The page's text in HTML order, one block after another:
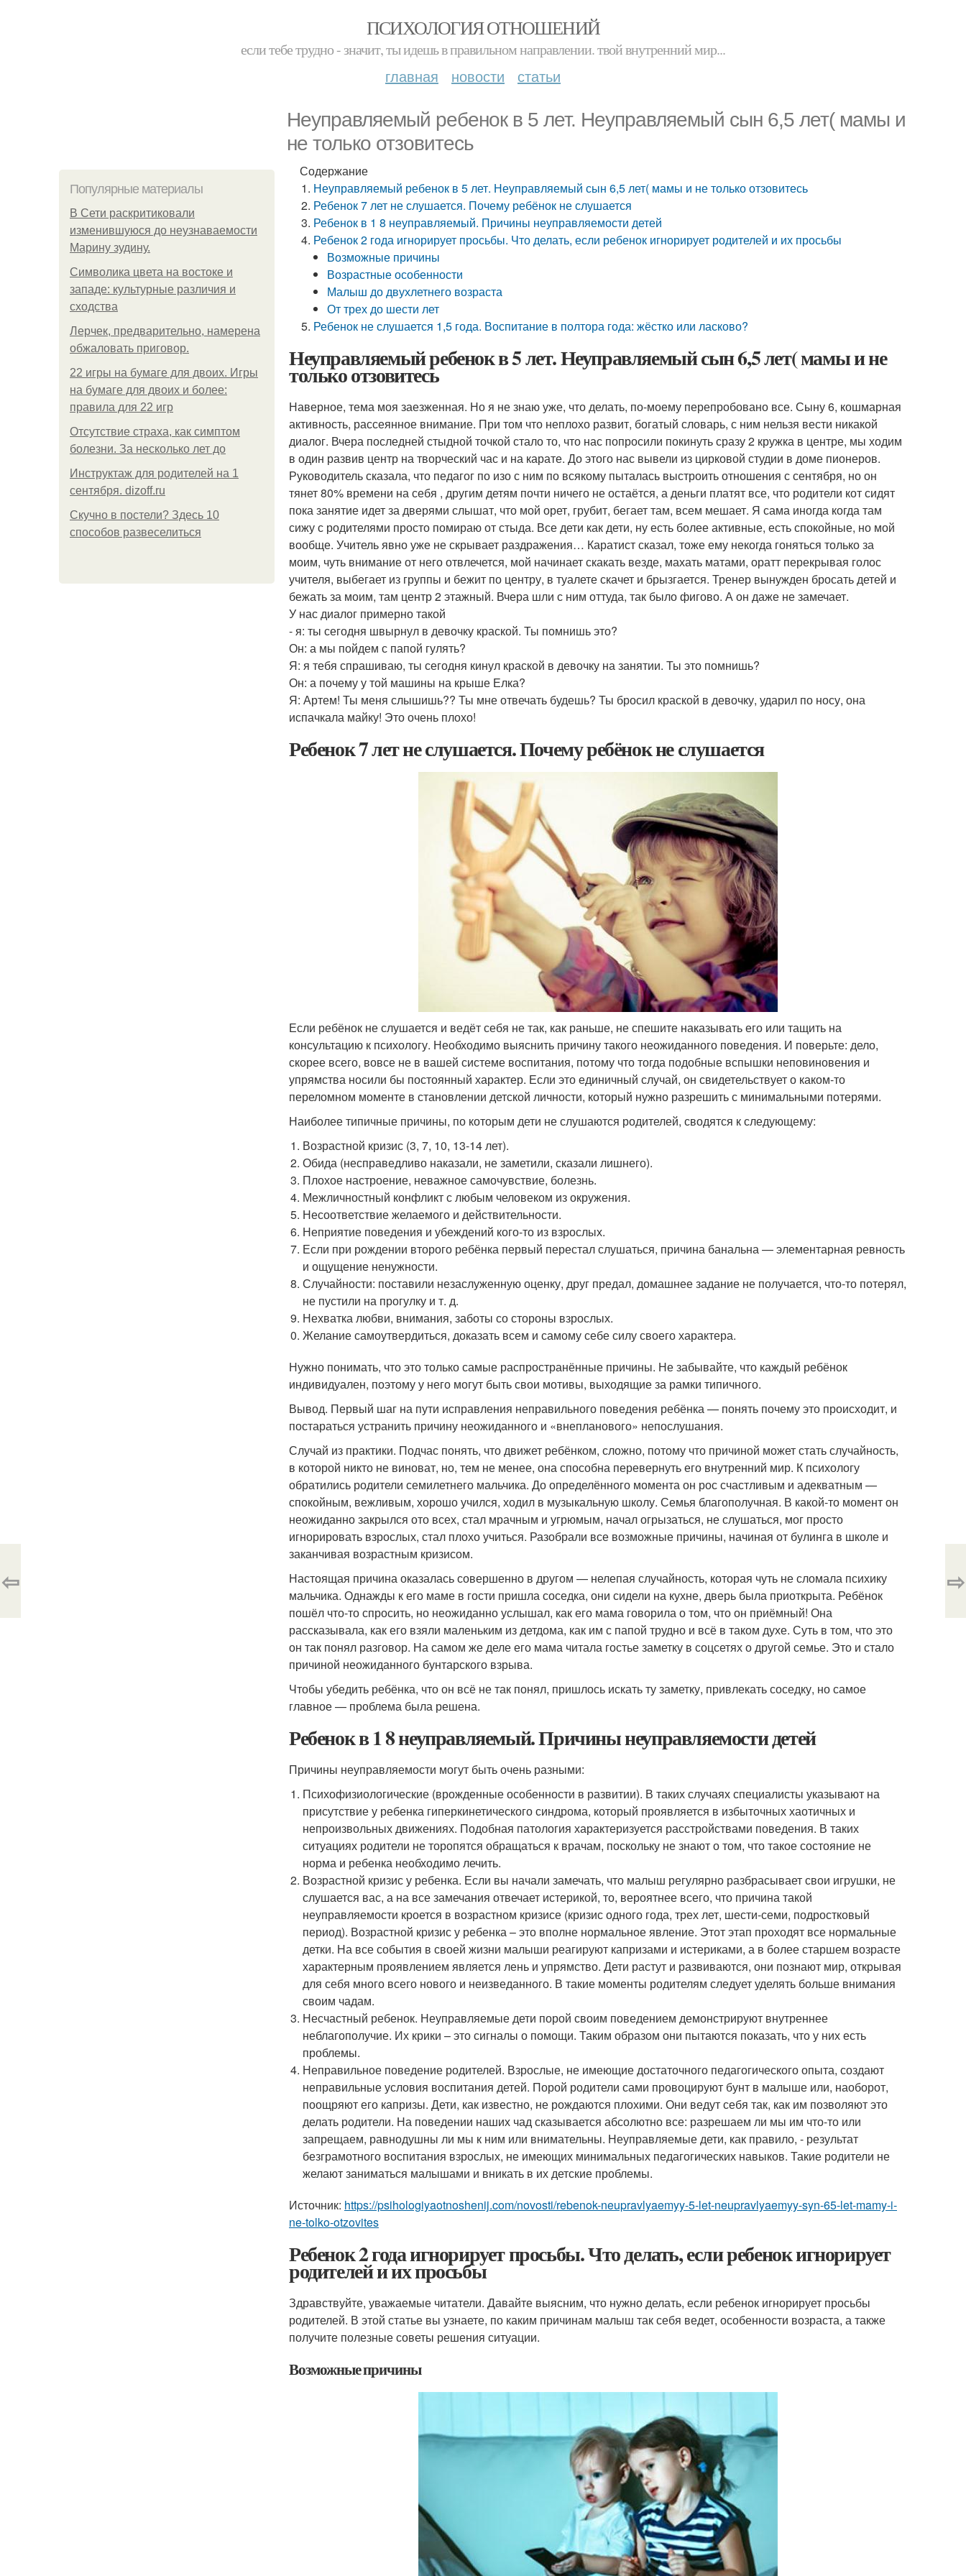
ПСИХОЛОГИЯ ОТНОШЕНИЙ
если тебе трудно - значит, ты идешь в правильном направлении. твой внутренний мир...
главная новости статьи
Неуправляемый ребенок в 5 лет. Неуправляемый сын 6,5 лет( мамы и
не только отзовитесь
Популярные материалы
В Сети раскритиковали
изменившуюся до неузнаваемости
Марину зудину.
Символика цвета на востоке и
западе: культурные различия и
сходства
Лерчек, предварительно, намерена
обжаловать приговор.
22 игры на бумаге для двоих. Игры
на бумаге для двоих и более:
правила для 22 игр
Отсутствие страха, как симптом
болезни. За несколько лет до
Инструктаж для родителей на 1
сентября. dizoff.ru
Скучно в постели? Здесь 10
способов развеселиться
Содержание
Неуправляемый ребенок в 5 лет. Неуправляемый сын 6,5 лет( мамы и не только отзовитесь
Ребенок 7 лет не слушается. Почему ребёнок не слушается
Ребенок в 1 8 неуправляемый. Причины неуправляемости детей
Ребенок 2 года игнорирует просьбы. Что делать, если ребенок игнорирует родителей и их просьбы
Возможные причины
Возрастные особенности
Малыш до двухлетнего возраста
От трех до шести лет
Ребенок не слушается 1,5 года. Воспитание в полтора года: жёстко или ласково?
Неуправляемый ребенок в 5 лет. Неуправляемый сын 6,5 лет( мамы и не
только отзовитесь
Наверное, тема моя заезженная. Но я не знаю уже, что делать, по-моему перепробовано все. Сыну 6, кошмарная
активность, рассеянное внимание. При том что неплохо развит, богатый словарь, с ним нельзя вести никакой
диалог. Вчера последней стыдной точкой стало то, что нас попросили покинуть сразу 2 кружка в центре, мы ходим
в один развив центр на творческий час и на карате. До этого нас вывели из цирковой студии в доме пионеров.
Руководитель сказала, что педагог по изо с ним по всякому пыталась выстроить отношения с сентября, но он
тянет 80% времени на себя , другим детям почти ничего не остаётся, а деньги платят все, что родители кот сидят
пока занятие идет за дверями слышат, что мой орет, грубит, бегает там, всем мешает. Я сама иногда когда там
сижу с родителями просто помираю от стыда. Все дети как дети, ну есть более активные, есть спокойные, но мой
вообще. Учитель явно уже не скрывает раздражения… Каратист сказал, тоже ему некогда гоняться только за
моим, чуть внимание от него отвлечется, мой начинает скакать везде, махать матами, оратт перекрывая голос
учителя, выбегает из группы и бежит по центру, в туалете скачет и брызгается. Тренер вынужден бросать детей и
бежать за моим, там центр 2 этажный. Вчера шли с ним оттуда, так было фигово. А он даже не замечает.
У нас диалог примерно такой
- я: ты сегодня швырнул в девочку краской. Ты помнишь это?
Он: а мы пойдем с папой гулять?
Я: я тебя спрашиваю, ты сегодня кинул краской в девочку на занятии. Ты это помнишь?
Он: а почему у той машины на крыше Елка?
Я: Артем! Ты меня слышишь?? Ты мне отвечать будешь? Ты бросил краской в девочку, ударил по носу, она
испачкала майку! Это очень плохо!
Ребенок 7 лет не слушается. Почему ребёнок не слушается
Если ребёнок не слушается и ведёт себя не так, как раньше, не спешите наказывать его или тащить на
консультацию к психологу. Необходимо выяснить причину такого неожиданного поведения. И поверьте: дело,
скорее всего, вовсе не в вашей системе воспитания, потому что тогда подобные вспышки неповиновения и
упрямства носили бы постоянный характер. Если это единичный случай, он свидетельствует о каком-то
переломном моменте в становлении детской личности, который нужно разрешить с минимальными потерями.
Наиболее типичные причины, по которым дети не слушаются родителей, сводятся к следующему:
Возрастной кризис (3, 7, 10, 13-14 лет).
Обида (несправедливо наказали, не заметили, сказали лишнего).
Плохое настроение, неважное самочувствие, болезнь.
Межличностный конфликт с любым человеком из окружения.
Несоответствие желаемого и действительности.
Неприятие поведения и убеждений кого-то из взрослых.
Если при рождении второго ребёнка первый перестал слушаться, причина банальна — элементарная ревность
и ощущение ненужности.
Случайности: поставили незаслуженную оценку, друг предал, домашнее задание не получается, что-то потерял,
не пустили на прогулку и т. д.
Нехватка любви, внимания, заботы со стороны взрослых.
Желание самоутвердиться, доказать всем и самому себе силу своего характера.
Нужно понимать, что это только самые распространённые причины. Не забывайте, что каждый ребёнок
индивидуален, поэтому у него могут быть свои мотивы, выходящие за рамки типичного.
Вывод. Первый шаг на пути исправления неправильного поведения ребёнка — понять почему это происходит, и
постараться устранить причину неожиданного и «внепланового» непослушания.
Случай из практики. Подчас понять, что движет ребёнком, сложно, потому что причиной может стать случайность,
в которой никто не виноват, но, тем не менее, она способна перевернуть его внутренний мир. К психологу
обратились родители семилетнего мальчика. До определённого момента он рос счастливым и адекватным —
спокойным, вежливым, хорошо учился, ходил в музыкальную школу. Семья благополучная. В какой-то момент он
неожиданно закрылся ото всех, стал мрачным и угрюмым, начал огрызаться, не слушаться, мог просто
игнорировать взрослых, стал плохо учиться. Разобрали все возможные причины, начиная от булинга в школе и
заканчивая возрастным кризисом.
Настоящая причина оказалась совершенно в другом — нелепая случайность, которая чуть не сломала психику
мальчика. Однажды к его маме в гости пришла соседка, они сидели на кухне, дверь была приоткрыта. Ребёнок
пошёл что-то спросить, но неожиданно услышал, как его мама говорила о том, что он приёмный! Она
рассказывала, как его взяли маленьким из детдома, как им с папой трудно и всё в таком духе. Суть в том, что это
он так понял разговор. На самом же деле его мама читала гостье заметку в соцсетях о другой семье. Это и стало
причиной неожиданного бунтарского взрыва.
Чтобы убедить ребёнка, что он всё не так понял, пришлось искать ту заметку, привлекать соседку, но самое
главное — проблема была решена.
Ребенок в 1 8 неуправляемый. Причины неуправляемости детей
Причины неуправляемости могут быть очень разными:
Психофизиологические (врожденные особенности в развитии). В таких случаях специалисты указывают на
присутствие у ребенка гиперкинетического синдрома, который проявляется в избыточных хаотичных и
непроизвольных движениях. Подобная патология характеризуется расстройствами поведения. В таких
ситуациях родители не торопятся обращаться к врачам, поскольку не знают о том, что такое состояние не
норма и ребенка необходимо лечить.
Возрастной кризис у ребенка. Если вы начали замечать, что малыш регулярно разбрасывает свои игрушки, не
слушается вас, а на все замечания отвечает истерикой, то, вероятнее всего, что причина такой
неуправляемости кроется в возрастном кризисе (кризис одного года, трех лет, шести-семи, подростковый
период). Возрастной кризис у ребенка – это вполне нормальное явление. Этот этап проходят все нормальные
детки. На все события в своей жизни малыши реагируют капризами и истериками, а в более старшем возрасте
характерным проявлением является лень и упрямство. Дети растут и развиваются, они познают мир, открывая
для себя много всего нового и неизведанного. В такие моменты родителям следует уделять больше внимания
своим чадам.
Несчастный ребенок. Неуправляемые дети порой своим поведением демонстрируют внутреннее
неблагополучие. Их крики – это сигналы о помощи. Таким образом они пытаются показать, что у них есть
проблемы.
Неправильное поведение родителей. Взрослые, не имеющие достаточного педагогического опыта, создают
неправильные условия воспитания детей. Порой родители сами провоцируют бунт в малыше или, наоборот,
поощряют его капризы. Дети, как известно, не рождаются плохими. Они ведут себя так, как им позволяют это
делать родители. На поведении наших чад сказывается абсолютно все: разрешаем ли мы им что-то или
запрещаем, равнодушны ли мы к ним или внимательны. Неуправляемые дети, как правило, - результат
безграмотного воспитания взрослых, не имеющих минимальных педагогических навыков. Такие родители не
желают заниматься малышами и вникать в их детские проблемы.
Источник: https://psihologiyaotnoshenij.com/novosti/rebenok-neupravlyaemyy-5-let-neupravlyaemyy-syn-65-let-mamy-i-
ne-tolko-otzovites
Ребенок 2 года игнорирует просьбы. Что делать, если ребенок игнорирует
родителей и их просьбы
Здравствуйте, уважаемые читатели. Давайте выясним, что нужно делать, если ребенок игнорирует просьбы
родителей. В этой статье вы узнаете, по каким причинам малыш так себя ведет, особенности возраста, а также
получите полезные советы решения ситуации.
Возможные причины
⇦ ⇨